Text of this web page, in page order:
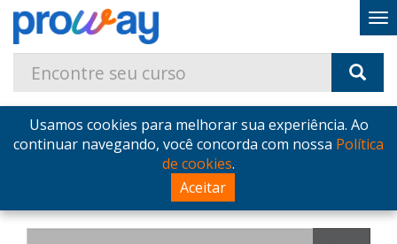
Usamos cookies para melhorar sua experiência. Ao
continuar navegando, você concorda com nossa Política
de cookies.
Aceitar
Home Blog Postagens de Março de 2017
Postagens de Março de 2017
no Blog - ProWay